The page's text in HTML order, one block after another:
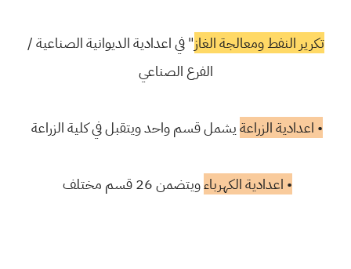
تكرير النفط ومعالجة الغاز" في اعدادية الديوانية الصناعية /
الفرع الصناعي
• اعدادية الزراعةيشمل قسم واحد ويتقبل في كلية الزراعة
• اعدادية الكهرباءويتضمن 26 قسم مختلف